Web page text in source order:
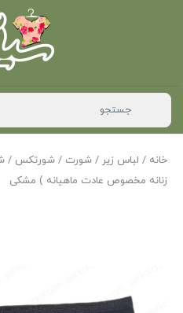
خانه / لباس زیر / شورت / شورتکس
زنانه مخصوص عادت ماهیانه ) مشکی